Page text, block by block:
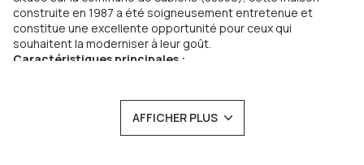
construite en 1987 a été soigneusement entretenue et
constitue une excellente opportunité pour ceux qui
souhaitent la moderniser à leur goût.
Caractéristiques principales :
Surface habitable :92 m² env.
comprenant un espace garage, un coin
buanderie et une cave offrant de beaux espaces de
AFFICHER PLUS